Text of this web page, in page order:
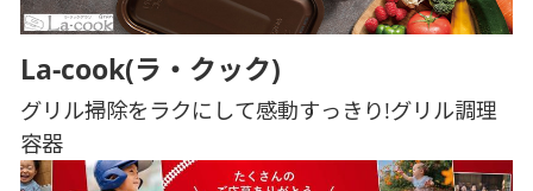
La-cook(ラ・クック)
グリル掃除をラクにして感動すっきり!グリル調理
容器